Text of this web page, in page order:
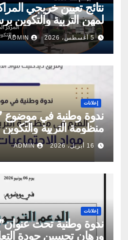
نتائج تعيين خريجي
لمهن التربية والتكوين
5 أغسطس، 2026 ADMIN
إعلانات
ندوة وطنية في موضوع
منظومة التربية
الاجتماعيات أنموذجا”
16 أبريل، 2026 ADMIN
إعلانات
ندوة وطنية تحت
ورهان تحسين جودة